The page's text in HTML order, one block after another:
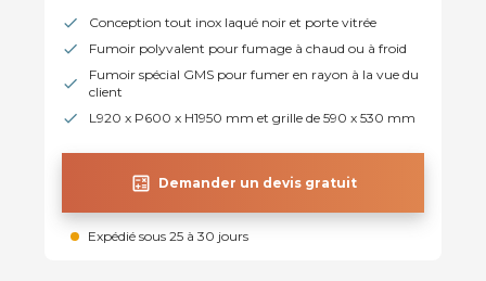
Conception tout inox laqué noir et porte vitrée
Fumoir polyvalent pour fumage à chaud ou à froid
Fumoir spécial GMS pour fumer en rayon à la vue du
client
L920 x P600 x H1950 mm et grille de 590 x 530 mm
calculate Demander un devis gratuit
Expédié sous 25 à 30 jours